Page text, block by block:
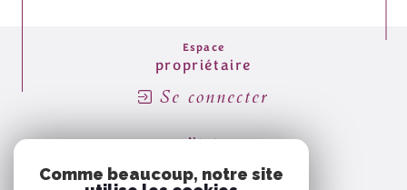
Espace
propriétaire
Se connecter
Nous
Comme beaucoup, notre site